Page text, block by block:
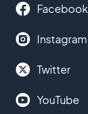
Facebook
Instagram
Twitter
YouTube